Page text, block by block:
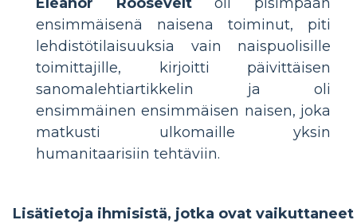
ensimmäisenä naisena toiminut, piti
lehdistötilaisuuksia vain naispuolisille
toimittajille, kirjoitti päivittäisen
sanomalehtiartikkelin ja oli
ensimmäinen ensimmäisen naisen, joka
matkusti ulkomaille yksin
humanitaarisiin tehtäviin.
Lisätietoja ihmisistä, jotka ovat vaikuttaneet